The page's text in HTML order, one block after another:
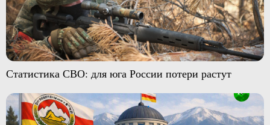
Статистика СВО: для юга России потери растут